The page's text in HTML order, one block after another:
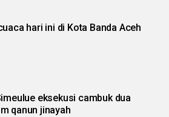
hari ini di Kota Banda Aceh
eksekusi cambuk dua
qanun jinayah